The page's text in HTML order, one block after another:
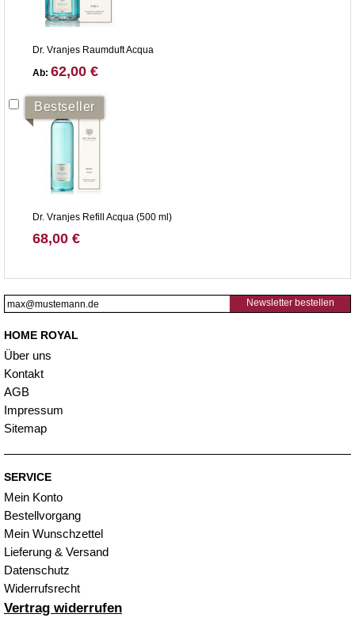
Dr. Vranjes Raumduft Acqua
Ab: 62,00 €
Bestseller
Dr. Vranjes Refill Acqua (500 ml)
68,00 €
Newsletter bestellen
HOME ROYAL
Über uns
Kontakt
AGB
Impressum
Sitemap
SERVICE
Mein Konto
Bestellvorgang
Mein Wunschzettel
Lieferung & Versand
Datenschutz
Widerrufsrecht
Vertrag widerrufen